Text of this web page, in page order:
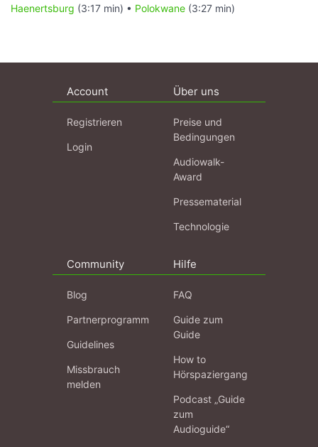
Haenertsburg (3:17 min) • Polokwane (3:27 min)
Account
Registrieren
Login
Über uns
Preise und
Bedingungen
Audiowalk-
Award
Pressematerial
Technologie
Community
Blog
Partnerprogramm
Guidelines
Missbrauch
melden
Hilfe
FAQ
Guide zum
Guide
How to
Hörspaziergang
Podcast „Guide
zum
Audioguide“